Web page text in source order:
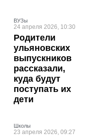
ВУЗы
24 апреля 2026, 10:30
Родители
ульяновских
выпускников
рассказали,
куда будут
поступать их
дети
Школы
23 апреля 2026, 09:27